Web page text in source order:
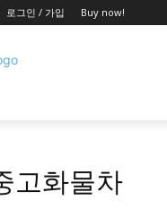
로그인 / 가입 Buy now!
고화물차